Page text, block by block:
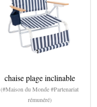
chaise plage inclinable
(#Maison du Monde #Partenariat
rémunéré)